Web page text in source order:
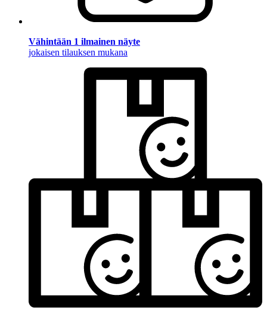
Vähintään 1 ilmainen näyte
jokaisen tilauksen mukana